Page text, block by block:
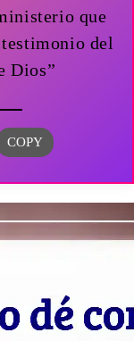
que
del
Dios”